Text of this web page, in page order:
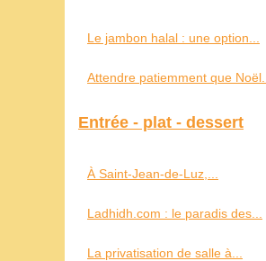
Le jambon halal : une option...
Attendre patiemment que Noël...
Entrée - plat - dessert
À Saint‑Jean‑de‑Luz,...
Ladhidh.com : le paradis des...
La privatisation de salle à...